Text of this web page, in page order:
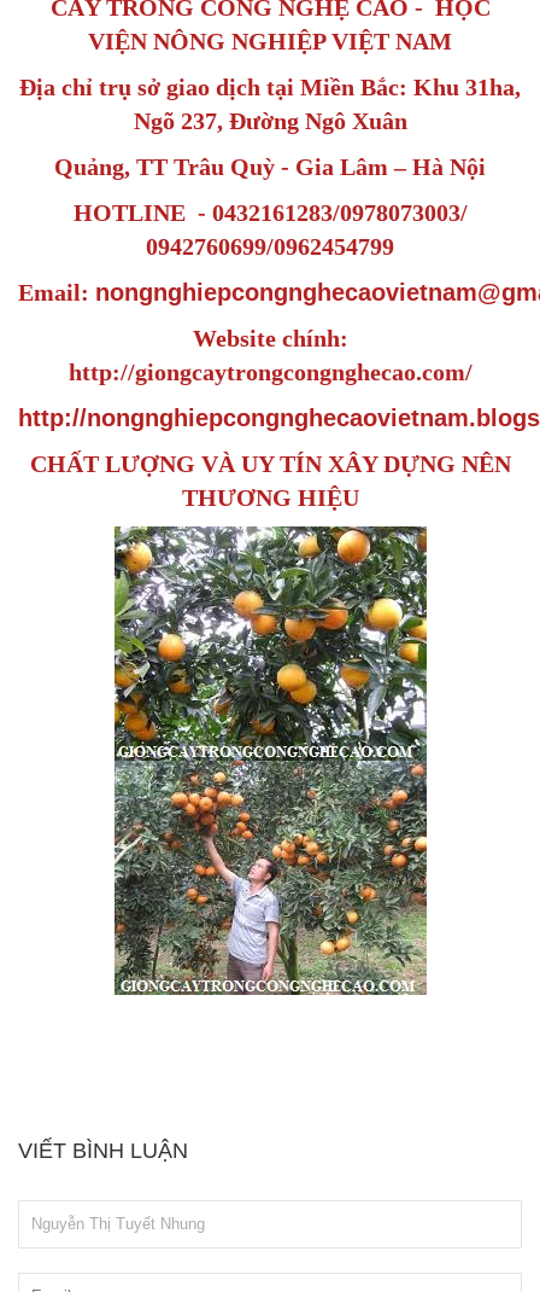
CÂY TRỒNG CÔNG NGHỆ CAO - HỌC
VIỆN NÔNG NGHIỆP VIỆT NAM
Địa chỉ trụ sở giao dịch tại Miền Bắc: Khu 31ha,
Ngõ 237, Đường Ngô Xuân
Quảng, TT Trâu Quỳ - Gia Lâm – Hà Nội
HOTLINE - 0432161283/0978073003/
0942760699/0962454799
Email:
Website chính:
http://giongcaytrongcongnghecao.com/
http://
CHẤT LƯỢNG VÀ UY TÍN XÂY DỰNG NÊN
THƯƠNG HIỆU
VIẾT BÌNH LUẬN